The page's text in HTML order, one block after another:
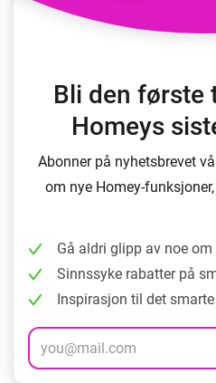
Bli den første
Homeys
Abonner på nyhetsbrevet
om nye Homey-
Gå aldri glipp av noe om
Sinnssyke rabatter på
Inspirasjon til det